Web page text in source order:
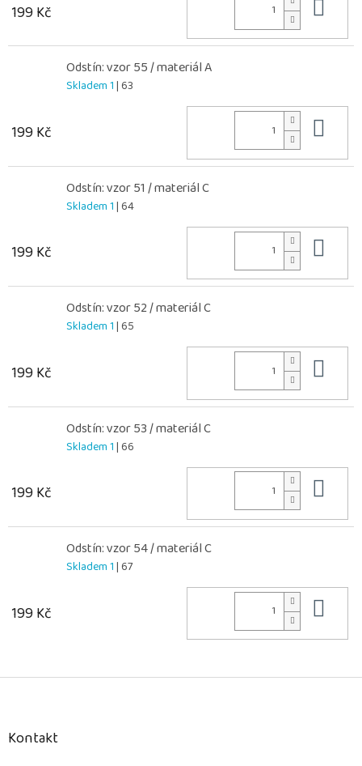
199 Kč
Odstín: vzor 55 / materiál A
Skladem 1| 63
199 Kč
Odstín: vzor 51 / materiál C
Skladem 1| 64
199 Kč
Odstín: vzor 52 / materiál C
Skladem 1| 65
199 Kč
Odstín: vzor 53 / materiál C
Skladem 1| 66
199 Kč
Odstín: vzor 54 / materiál C
Skladem 1| 67
199 Kč
Z
Kontakt